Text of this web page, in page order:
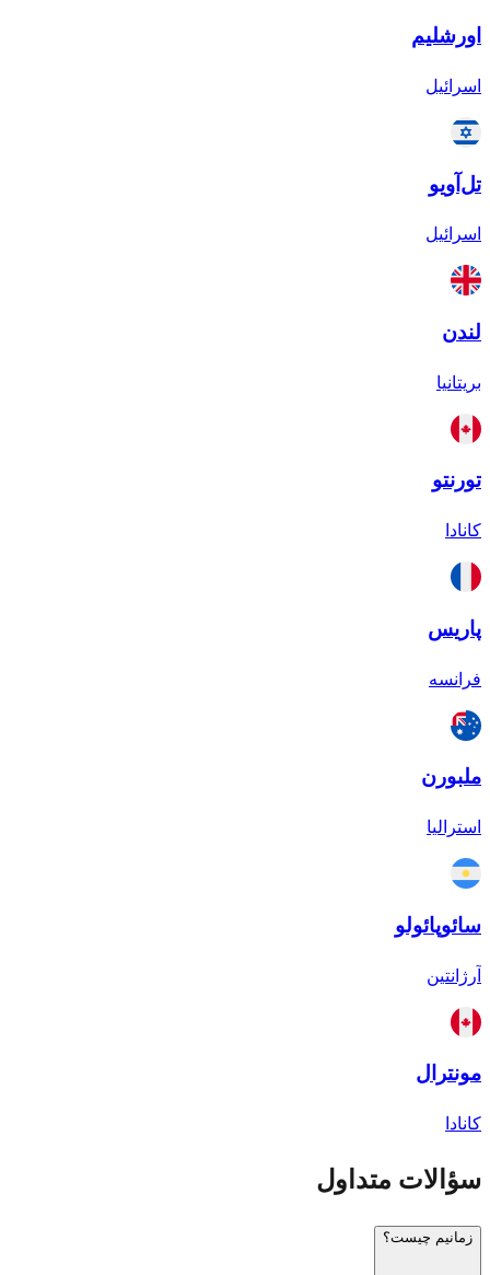
اورشلیم
اسرائیل
تل‌آویو
اسرائیل
لندن
بریتانیا
تورنتو
کانادا
پاریس
فرانسه
ملبورن
استرالیا
سائوپائولو
آرژانتین
مونترال
کانادا
سؤالات متداول
زمانیم چیست؟